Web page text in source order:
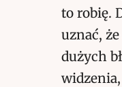
to robię.
uznać,
dużych